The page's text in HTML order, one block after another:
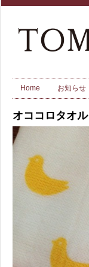
Home お知らせ
オココロタオル